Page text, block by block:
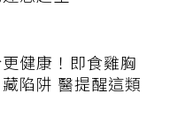
健康！即食雞胸
陷阱 醫提醒這類